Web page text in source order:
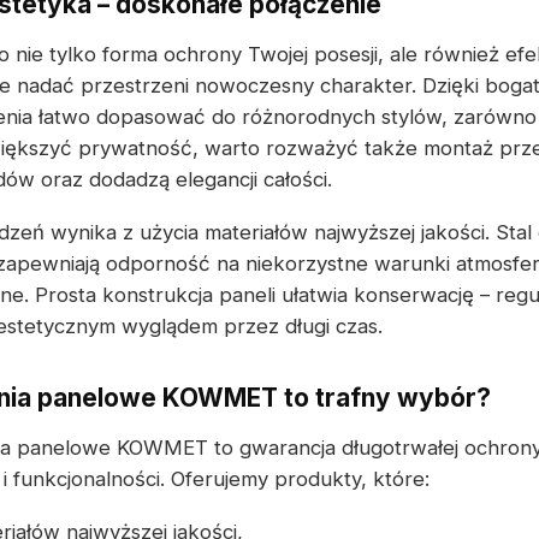
nie tylko forma ochrony Twojej posesji, ale również
nadać przestrzeni nowoczesny charakter. Dzięki
łatwo dopasować do różnorodnych stylów,
prywatność, warto rozważyć także montaż
oraz dodadzą elegancji całości.
wynika z użycia materiałów najwyższej jakości.
odporność na niekorzystne warunki
Prosta konstrukcja paneli ułatwia konserwację –
wyglądem przez długi czas.
panelowe KOWMET to trafny wybór?
panelowe KOWMET to gwarancja długotrwałej
funkcjonalności. Oferujemy produkty, które:
najwyższej jakości,